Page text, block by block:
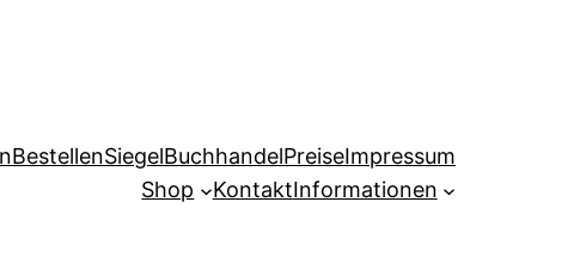
BestellenSiegelBuchhandelPreiseImpressum
Shop
KontaktInformationen